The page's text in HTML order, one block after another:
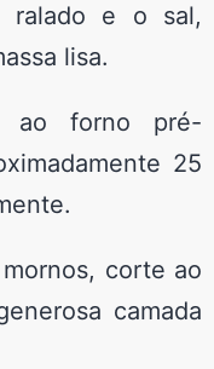
ralado e o sal,
lisa.
ao forno pré-
25
corte ao
camada